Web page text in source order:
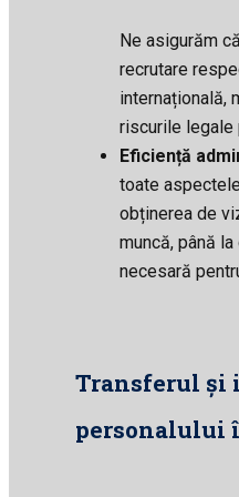
Ne asigurăm
recrutare
internațională,
riscurile legale
Eficiență
toate
obținerea de
muncă, până
necesară
Transferul și
personalului